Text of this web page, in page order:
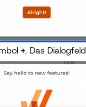
+. Das Dialogfeld